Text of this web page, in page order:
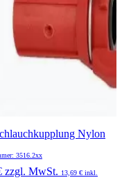
Nylon
3516.2xx
zzgl. MwSt. 13,69 € inkl.